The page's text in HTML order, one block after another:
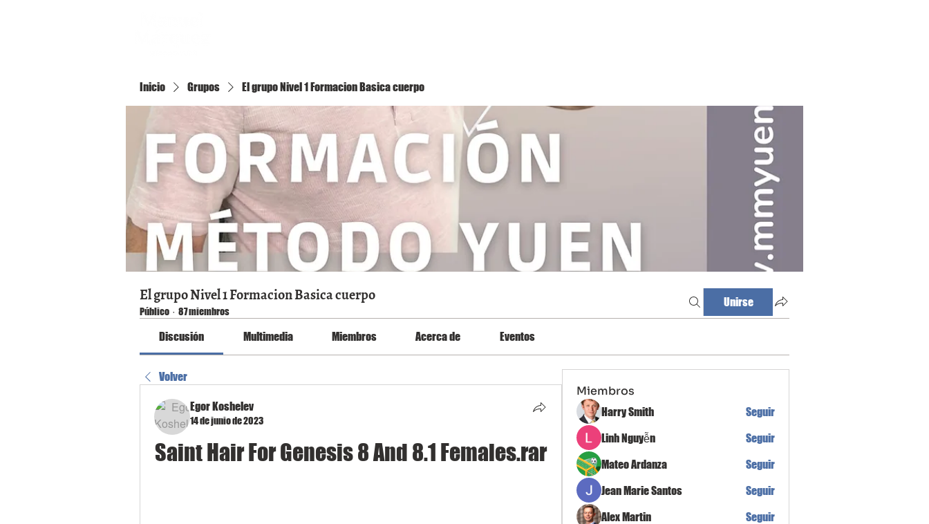
Inicio Grupos El grupo Nivel 1 Formacion Basica cuerpo
El grupo Nivel 1 Formacion Basica cuerpo
Público · 87 miembros
Unirse
Discusión Multimedia Miembros Acerca de Eventos
Volver
Egor Koshelev
14 de junio de 2023
Saint Hair For Genesis 8 And 8.1 Females.rar
Miembros
Harry Smith
Seguir
Linh Nguyễn
Seguir
Mateo Ardanza
Seguir
Jean Marie Santos
Seguir
Alex Martin
Seguir